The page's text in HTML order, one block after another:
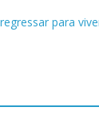
para